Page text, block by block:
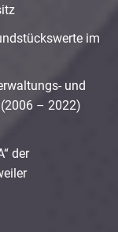
im
und
– 2022)
der